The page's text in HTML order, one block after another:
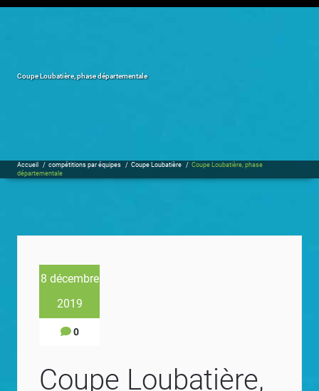
Coupe Loubatière, phase départementale
Accueil / compétitions par équipes / Coupe Loubatière / Coupe Loubatière, phase
départementale
8 décembre
2019
0
Coupe Loubatière,